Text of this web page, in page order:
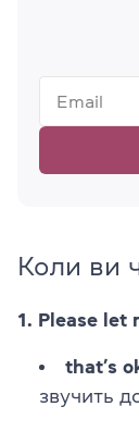
Коли ви
1. Please let
that’s
звучить